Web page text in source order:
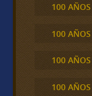
100 AÑOS
100
100
100